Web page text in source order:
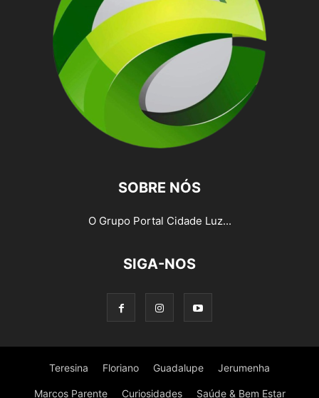
SOBRE NÓS
O Grupo Portal Cidade Luz...
SIGA-NOS
Teresina Floriano Guadalupe Jerumenha
Marcos Parente Curiosidades Saúde & Bem Estar